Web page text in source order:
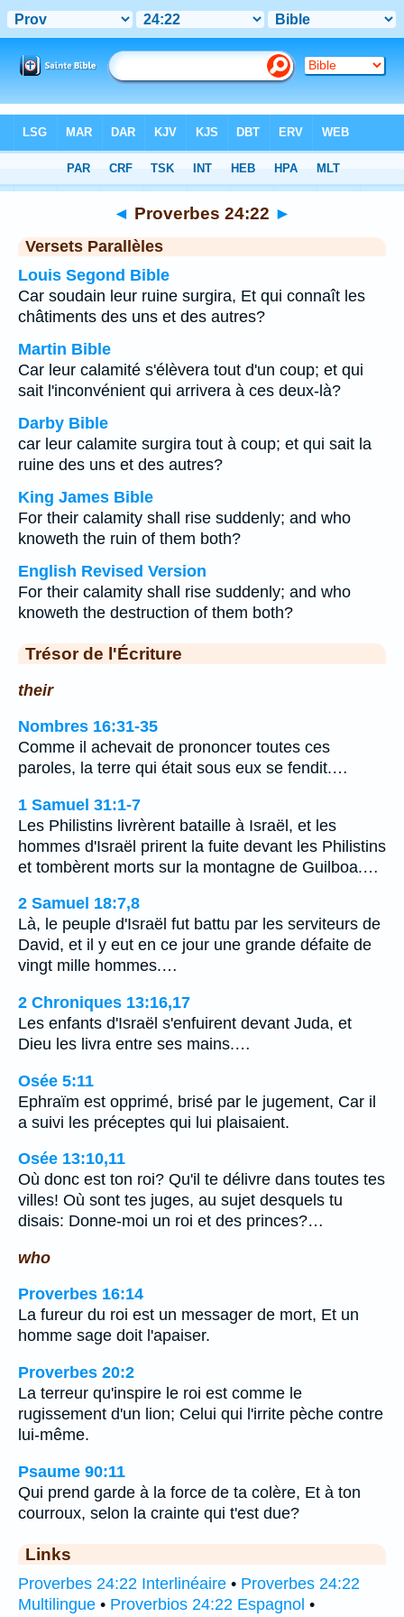
Chapitre 24 > Verset 22
◄ Proverbes 24:22 ►
Versets Parallèles
Louis Segond Bible
Car soudain leur ruine surgira, Et qui connaît les
châtiments des uns et des autres?
Martin Bible
Car leur calamité s'élèvera tout d'un coup; et qui
sait l'inconvénient qui arrivera à ces deux-là?
Darby Bible
car leur calamite surgira tout à coup; et qui sait la
ruine des uns et des autres?
King James Bible
For their calamity shall rise suddenly; and who
knoweth the ruin of them both?
English Revised Version
For their calamity shall rise suddenly; and who
knoweth the destruction of them both?
Trésor de l'Écriture
their
Nombres 16:31-35
Comme il achevait de prononcer toutes ces
paroles, la terre qui était sous eux se fendit.…
1 Samuel 31:1-7
Les Philistins livrèrent bataille à Israël, et les
hommes d'Israël prirent la fuite devant les Philistins
et tombèrent morts sur la montagne de Guilboa.…
2 Samuel 18:7,8
Là, le peuple d'Israël fut battu par les serviteurs de
David, et il y eut en ce jour une grande défaite de
vingt mille hommes.…
2 Chroniques 13:16,17
Les enfants d'Israël s'enfuirent devant Juda, et
Dieu les livra entre ses mains.…
Osée 5:11
Ephraïm est opprimé, brisé par le jugement, Car il
a suivi les préceptes qui lui plaisaient.
Osée 13:10,11
Où donc est ton roi? Qu'il te délivre dans toutes tes
villes! Où sont tes juges, au sujet desquels tu
disais: Donne-moi un roi et des princes?…
who
Proverbes 16:14
La fureur du roi est un messager de mort, Et un
homme sage doit l'apaiser.
Proverbes 20:2
La terreur qu'inspire le roi est comme le
rugissement d'un lion; Celui qui l'irrite pèche contre
lui-même.
Psaume 90:11
Qui prend garde à la force de ta colère, Et à ton
courroux, selon la crainte qui t'est due?
Links
Proverbes 24:22 Interlinéaire • Proverbes 24:22
Multilingue • Proverbios 24:22 Espagnol •